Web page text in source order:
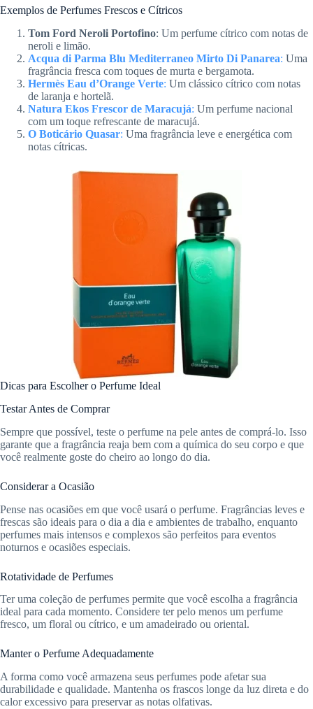
Exemplos de Perfumes Frescos e Cítricos
Tom Ford Neroli Portofino: Um perfume cítrico com notas de
neroli e limão.
Acqua di Parma Blu Mediterraneo Mirto Di Panarea: Uma
fragrância fresca com toques de murta e bergamota.
Hermès Eau d’Orange Verte: Um clássico cítrico com notas
de laranja e hortelã.
Natura Ekos Frescor de Maracujá: Um perfume nacional
com um toque refrescante de maracujá.
O Boticário Quasar: Uma fragrância leve e energética com
notas cítricas.
Dicas para Escolher o Perfume Ideal
Testar Antes de Comprar
Sempre que possível, teste o perfume na pele antes de comprá-lo. Isso
garante que a fragrância reaja bem com a química do seu corpo e que
você realmente goste do cheiro ao longo do dia.
Considerar a Ocasião
Pense nas ocasiões em que você usará o perfume. Fragrâncias leves e
frescas são ideais para o dia a dia e ambientes de trabalho, enquanto
perfumes mais intensos e complexos são perfeitos para eventos
noturnos e ocasiões especiais.
Rotatividade de Perfumes
Ter uma coleção de perfumes permite que você escolha a fragrância
ideal para cada momento. Considere ter pelo menos um perfume
fresco, um floral ou cítrico, e um amadeirado ou oriental.
Manter o Perfume Adequadamente
A forma como você armazena seus perfumes pode afetar sua
durabilidade e qualidade. Mantenha os frascos longe da luz direta e do
calor excessivo para preservar as notas olfativas.